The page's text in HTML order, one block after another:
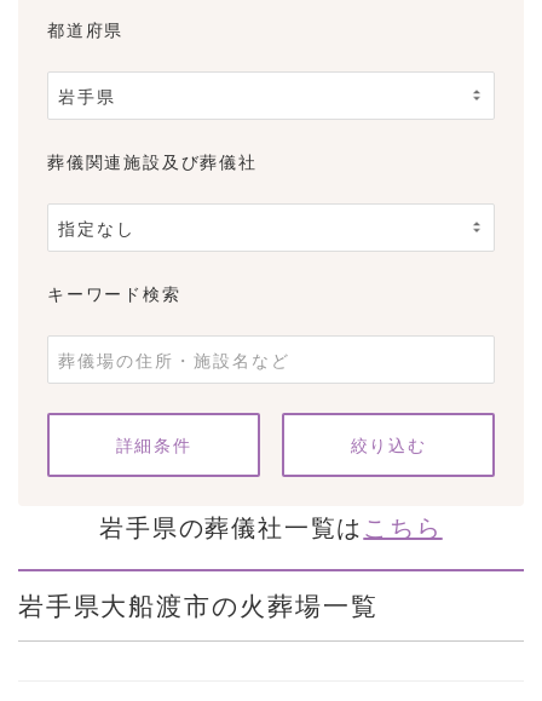
都道府県
葬儀関連施設及び葬儀社
キーワード検索
条件をクリア
詳細条件
岩手県の葬儀社一覧は こちら
岩手県大船渡市の火葬場一覧